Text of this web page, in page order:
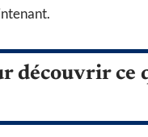
découvrir ce